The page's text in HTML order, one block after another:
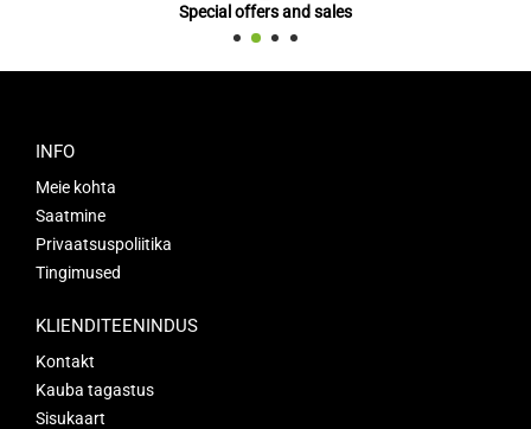
Special offers and sales
INFO
Meie kohta
Saatmine
Privaatsuspoliitika
Tingimused
KLIENDITEENINDUS
Kontakt
Kauba tagastus
Sisukaart